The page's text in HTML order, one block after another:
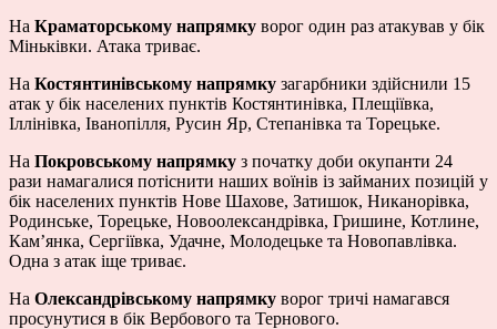
На Краматорському напрямку ворог один раз атакував у бік
Міньківки. Атака триває.
На Костянтинівському напрямку загарбники здійснили 15
атак у бік населених пунктів Костянтинівка, Плещіївка,
Іллінівка, Іванопілля, Русин Яр, Степанівка та Торецьке.
На Покровському напрямку з початку доби окупанти 24
рази намагалися потіснити наших воїнів із займаних позицій у
бік населених пунктів Нове Шахове, Затишок, Никанорівка,
Родинське, Торецьке, Новоолександрівка, Гришине, Котлине,
Кам’янка, Сергіївка, Удачне, Молодецьке та Новопавлівка.
Одна з атак іще триває.
На Олександрівському напрямку ворог тричі намагався
просунутися в бік Вербового та Тернового.